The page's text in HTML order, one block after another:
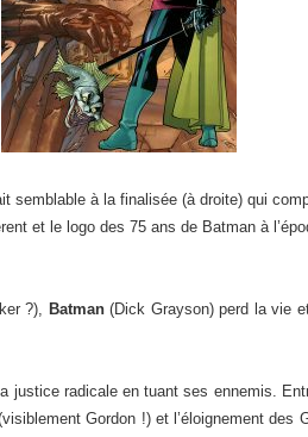
semblable à la finalisée (à droite) qui
et le logo des 75 ans de Batman à
?), Batman(Dick Grayson) perd la vie
justice radicale en tuant ses ennemis.
Gordon !) et l’éloignement des